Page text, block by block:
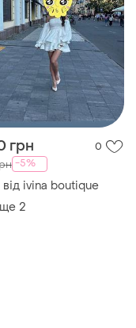
грн 0
-5%
ivina boutique
ще 2